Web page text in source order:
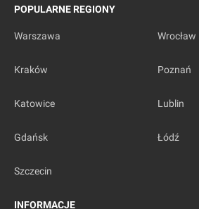
POPULARNE REGIONY
Warszawa Wrocław
Kraków Poznań
Katowice Lublin
Gdańsk Łódź
Szczecin
INFORMACJE